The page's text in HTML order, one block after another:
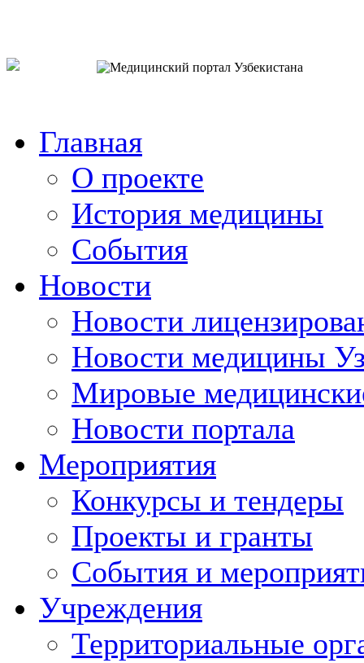
Главная
О проекте
История медицины
События
Новости
Новости
Новости медицины
Мировые
Новости портала
Мероприятия
Конкурсы и тендеры
Проекты и гранты
События и
Учреждения
Территориальные